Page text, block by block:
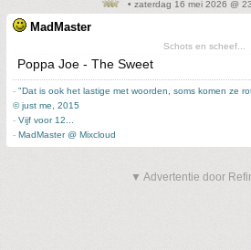
• zaterdag 16 mei 2026 @
MadMaster
Schots en scheef...
Poppa Joe - The Sweet
- "Dat is ook het lastige met woorden, soms komen ze
© just me, 2015
- Vijf voor 12...
- MadMaster @ Mixcloud
▼ Advertentie door